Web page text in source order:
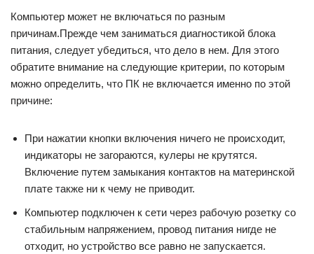
Компьютер может не включаться по разным
причинам.Прежде чем заниматься диагностикой блока
питания, следует убедиться, что дело в нем. Для этого
обратите внимание на следующие критерии, по которым
можно определить, что ПК не включается именно по этой
причине:
При нажатии кнопки включения ничего не происходит,
индикаторы не загораются, кулеры не крутятся.
Включение путем замыкания контактов на материнской
плате также ни к чему не приводит.
Компьютер подключен к сети через рабочую розетку со
стабильным напряжением, провод питания нигде не
отходит, но устройство все равно не запускается.